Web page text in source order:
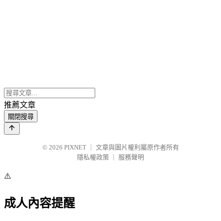
推薦文章
關閉搜尋
© 2026 PIXNET
文章與圖片權利屬原作者所有
隱私權政策
服務聲明
⚠️
成人內容提醒